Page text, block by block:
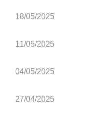
18/05/2025
11/05/2025
04/05/2025
27/04/2025